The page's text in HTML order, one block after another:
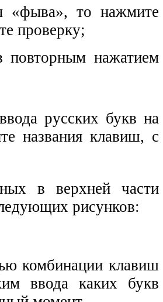
«фыва», то нажмите
проверку;
повторным нажатием
русских букв на
названия клавиш, с
в верхней части
рисунков:
комбинации клавиш
ввода каких букв